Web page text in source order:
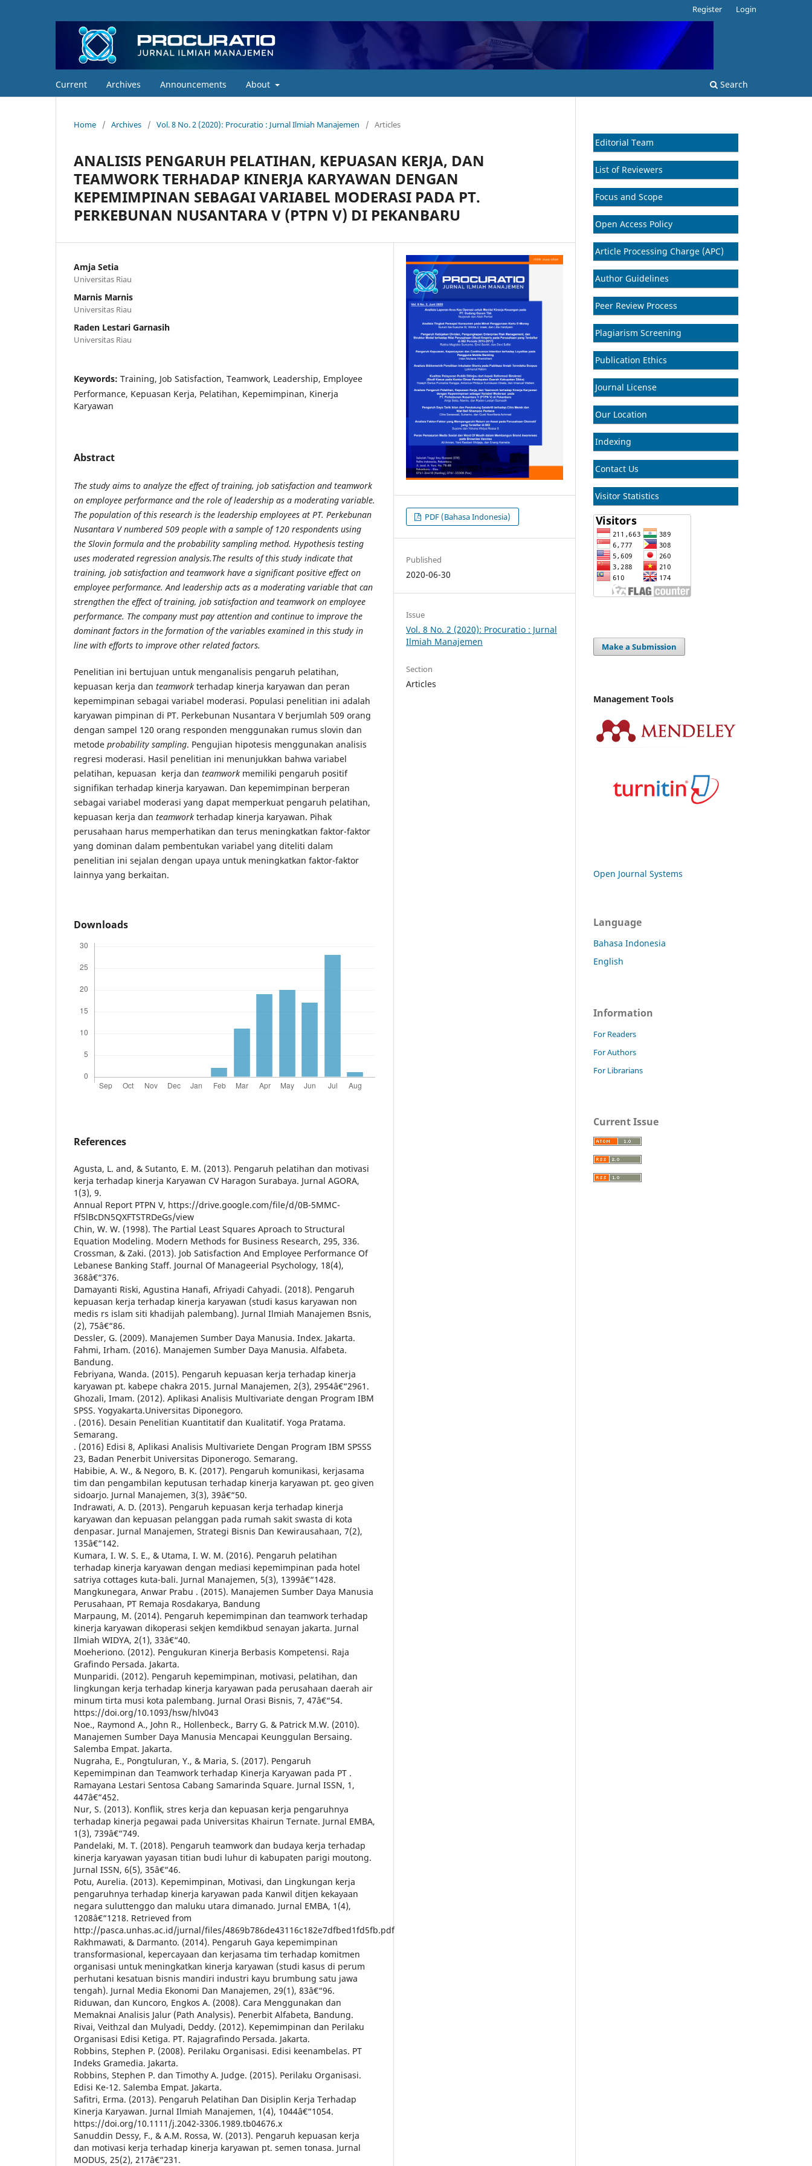
Current Archives Announcements About Search
Register Login
Home / Archives / Vol. 8 No. 2 (2020): Procuratio : Jurnal Ilmiah Manajemen / Articles
ANALISIS PENGARUH PELATIHAN, KEPUASAN KERJA, DAN
TEAMWORK TERHADAP KINERJA KARYAWAN DENGAN
KEPEMIMPINAN SEBAGAI VARIABEL MODERASI PADA PT.
PERKEBUNAN NUSANTARA V (PTPN V) DI PEKANBARU
Amja Setia
Universitas Riau
Marnis Marnis
Universitas Riau
Raden Lestari Garnasih
Universitas Riau
Keywords: Training, Job Satisfaction, Teamwork, Leadership, Employee
Performance, Kepuasan Kerja, Pelatihan, Kepemimpinan, Kinerja
Karyawan
Abstract
The study aims to analyze the effect of training, job satisfaction and teamwork
on employee performance and the role of leadership as a moderating variable.
The population of this research is the leadership employees at PT. Perkebunan
Nusantara V numbered 509 people with a sample of 120 respondents using
the Slovin formula and the probability sampling method. Hypothesis testing
uses moderated regression analysis.The results of this study indicate that
training, job satisfaction and teamwork have a significant positive effect on
employee performance. And leadership acts as a moderating variable that can
strengthen the effect of training, job satisfaction and teamwork on employee
performance. The company must pay attention and continue to improve the
dominant factors in the formation of the variables examined in this study in
line with efforts to improve other related factors.
Penelitian ini bertujuan untuk menganalisis pengaruh pelatihan,
kepuasan kerja dan teamwork terhadap kinerja karyawan dan peran
kepemimpinan sebagai variabel moderasi. Populasi penelitian ini adalah
karyawan pimpinan di PT. Perkebunan Nusantara V berjumlah 509 orang
dengan sampel 120 orang responden menggunakan rumus slovin dan
metode probability sampling. Pengujian hipotesis menggunakan analisis
regresi moderasi. Hasil penelitian ini menunjukkan bahwa variabel
pelatihan, kepuasan kerja dan teamwork memiliki pengaruh positif
signifikan terhadap kinerja karyawan. Dan kepemimpinan berperan
sebagai variabel moderasi yang dapat memperkuat pengaruh pelatihan,
kepuasan kerja dan teamwork terhadap kinerja karyawan. Pihak
perusahaan harus memperhatikan dan terus meningkatkan faktor-faktor
yang dominan dalam pembentukan variabel yang diteliti dalam
penelitian ini sejalan dengan upaya untuk meningkatkan faktor-faktor
lainnya yang berkaitan.
Downloads
References
Agusta, L. and, & Sutanto, E. M. (2013). Pengaruh pelatihan dan motivasi
kerja terhadap kinerja Karyawan CV Haragon Surabaya. Jurnal AGORA,
1(3), 9.
Annual Report PTPN V, https://drive.google.com/file/d/0B-5MMC-
Ff5lBcDN5QXFTSTRDeGs/view
Chin, W. W. (1998). The Partial Least Squares Aproach to Structural
Equation Modeling. Modern Methods for Business Research, 295, 336.
Crossman, & Zaki. (2013). Job Satisfaction And Employee Performance Of
Lebanese Banking Staff. Journal Of Manageerial Psychology, 18(4),
368â€“376.
Damayanti Riski, Agustina Hanafi, Afriyadi Cahyadi. (2018). Pengaruh
kepuasan kerja terhadap kinerja karyawan (studi kasus karyawan non
medis rs islam siti khadijah palembang). Jurnal Ilmiah Manajemen Bsnis,
(2), 75â€“86.
Dessler, G. (2009). Manajemen Sumber Daya Manusia. Index. Jakarta.
Fahmi, Irham. (2016). Manajemen Sumber Daya Manusia. Alfabeta.
Bandung.
Febriyana, Wanda. (2015). Pengaruh kepuasan kerja terhadap kinerja
karyawan pt. kabepe chakra 2015. Jurnal Manajemen, 2(3), 2954â€“2961.
Ghozali, Imam. (2012). Aplikasi Analisis Multivariate dengan Program IBM
SPSS. Yogyakarta.Universitas Diponegoro.
. (2016). Desain Penelitian Kuantitatif dan Kualitatif. Yoga Pratama.
Semarang.
. (2016) Edisi 8, Aplikasi Analisis Multivariete Dengan Program IBM SPSSS
23, Badan Penerbit Universitas Diponerogo. Semarang.
Habibie, A. W., & Negoro, B. K. (2017). Pengaruh komunikasi, kerjasama
tim dan pengambilan keputusan terhadap kinerja karyawan pt. geo given
sidoarjo. Jurnal Manajemen, 3(3), 39â€“50.
Indrawati, A. D. (2013). Pengaruh kepuasan kerja terhadap kinerja
karyawan dan kepuasan pelanggan pada rumah sakit swasta di kota
denpasar. Jurnal Manajemen, Strategi Bisnis Dan Kewirausahaan, 7(2),
135â€“142.
Kumara, I. W. S. E., & Utama, I. W. M. (2016). Pengaruh pelatihan
terhadap kinerja karyawan dengan mediasi kepemimpinan pada hotel
satriya cottages kuta-bali. Jurnal Manajemen, 5(3), 1399â€“1428.
Mangkunegara, Anwar Prabu . (2015). Manajemen Sumber Daya Manusia
Perusahaan, PT Remaja Rosdakarya, Bandung
Marpaung, M. (2014). Pengaruh kepemimpinan dan teamwork terhadap
kinerja karyawan dikoperasi sekjen kemdikbud senayan jakarta. Jurnal
Ilmiah WIDYA, 2(1), 33â€“40.
Moeheriono. (2012). Pengukuran Kinerja Berbasis Kompetensi. Raja
Grafindo Persada. Jakarta.
Munparidi. (2012). Pengaruh kepemimpinan, motivasi, pelatihan, dan
lingkungan kerja terhadap kinerja karyawan pada perusahaan daerah air
minum tirta musi kota palembang. Jurnal Orasi Bisnis, 7, 47â€“54.
https://doi.org/10.1093/hsw/hlv043
Noe., Raymond A., John R., Hollenbeck., Barry G. & Patrick M.W. (2010).
Manajemen Sumber Daya Manusia Mencapai Keunggulan Bersaing.
Salemba Empat. Jakarta.
Nugraha, E., Pongtuluran, Y., & Maria, S. (2017). Pengaruh
Kepemimpinan dan Teamwork terhadap Kinerja Karyawan pada PT .
Ramayana Lestari Sentosa Cabang Samarinda Square. Jurnal ISSN, 1,
447â€“452.
Nur, S. (2013). Konflik, stres kerja dan kepuasan kerja pengaruhnya
terhadap kinerja pegawai pada Universitas Khairun Ternate. Jurnal EMBA,
1(3), 739â€“749.
Pandelaki, M. T. (2018). Pengaruh teamwork dan budaya kerja terhadap
kinerja karyawan yayasan titian budi luhur di kabupaten parigi moutong.
Jurnal ISSN, 6(5), 35â€“46.
Potu, Aurelia. (2013). Kepemimpinan, Motivasi, dan Lingkungan kerja
pengaruhnya terhadap kinerja karyawan pada Kanwil ditjen kekayaan
negara suluttenggo dan maluku utara dimanado. Jurnal EMBA, 1(4),
1208â€“1218. Retrieved from
http://pasca.unhas.ac.id/jurnal/files/4869b786de43116c182e7dfbed1fd5fb.pdf
Rakhmawati, & Darmanto. (2014). Pengaruh Gaya kepemimpinan
transformasional, kepercayaan dan kerjasama tim terhadap komitmen
organisasi untuk meningkatkan kinerja karyawan (studi kasus di perum
perhutani kesatuan bisnis mandiri industri kayu brumbung satu jawa
tengah). Jurnal Media Ekonomi Dan Manajemen, 29(1), 83â€“96.
Riduwan, dan Kuncoro, Engkos A. (2008). Cara Menggunakan dan
Memaknai Analisis Jalur (Path Analysis). Penerbit Alfabeta, Bandung.
Rivai, Veithzal dan Mulyadi, Deddy. (2012). Kepemimpinan dan Perilaku
Organisasi Edisi Ketiga. PT. Rajagrafindo Persada. Jakarta.
Robbins, Stephen P. (2008). Perilaku Organisasi. Edisi keenambelas. PT
Indeks Gramedia. Jakarta.
Robbins, Stephen P. dan Timothy A. Judge. (2015). Perilaku Organisasi.
Edisi Ke-12. Salemba Empat. Jakarta.
Safitri, Erma. (2013). Pengaruh Pelatihan Dan Disiplin Kerja Terhadap
Kinerja Karyawan. Jurnal Ilmiah Manajemen, 1(4), 1044â€“1054.
https://doi.org/10.1111/j.2042-3306.1989.tb04676.x
Sanuddin Dessy, F., & A.M. Rossa, W. (2013). Pengaruh kepuasan kerja
dan motivasi kerja terhadap kinerja karyawan pt. semen tonasa. Jurnal
MODUS, 25(2), 217â€“231.
PDF (Bahasa Indonesia)
Published
2020-06-30
Issue
Vol. 8 No. 2 (2020): Procuratio : Jurnal
Ilmiah Manajemen
Section
Articles
Editorial Team
List of Reviewers
Focus and Scope
Open Access Policy
Article Processing Charge (APC)
Author Guidelines
Peer Review Process
Plagiarism Screening
Publication Ethics
Journal License
Our Location
Indexing
Contact Us
Visitor Statistics
Make a Submission
Management Tools
Open Journal Systems
Language
Bahasa Indonesia
English
Information
For Readers
For Authors
For Librarians
Current Issue